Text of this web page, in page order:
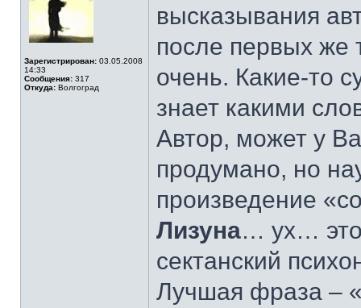
Зарегистрирован: 03.05.2008
14:33
Сообщения: 317
Откуда: Волгоград
высказывания
после первых же
очень. Какие-то
знает какими
Автор, может у
продумано, но
произведение
Лизуна… ух…
сектанский
Лучшая фраза –